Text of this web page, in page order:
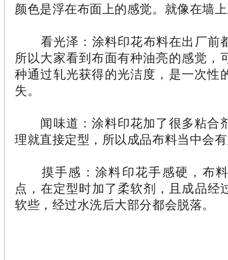
颜色是浮在布面上的感觉。就像在墙
看光泽：涂料印花布料在出厂前
所以大家看到布面有种油亮的感觉，
种通过轧光获得的光洁度，是一次性
失。
闻味道：涂料印花加了很多粘合
理就直接定型，所以成品布料当中会
摸手感：涂料印花手感硬，布料
点，在定型时加了柔软剂，且成品经
软些，经过水洗后大部分都会脱落。